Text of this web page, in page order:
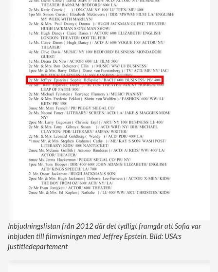
Inbjudningslistan från 2012 där det tydligt framgår att Sofia var
inbjuden till filmvisningen med Jeffrey Epstein. Bild: USA:s
justitiedepartement